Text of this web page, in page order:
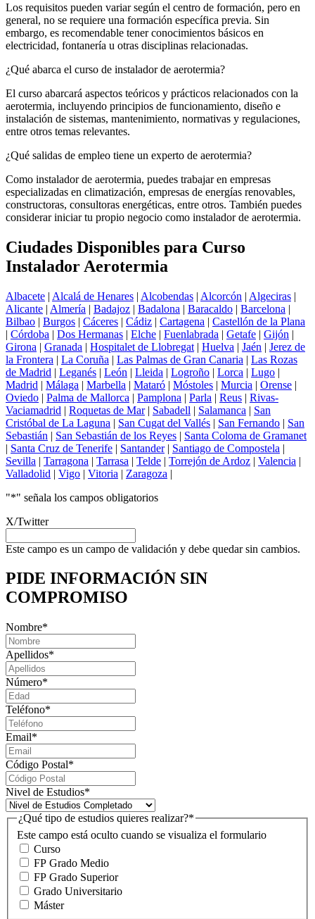
Los requisitos pueden variar según el centro de formación, pero en
general, no se requiere una formación específica previa. Sin
embargo, es recomendable tener conocimientos básicos en
electricidad, fontanería u otras disciplinas relacionadas.
¿Qué abarca el curso de instalador de aerotermia?
El curso abarcará aspectos teóricos y prácticos relacionados con la
aerotermia, incluyendo principios de funcionamiento, diseño e
instalación de sistemas, mantenimiento, normativas y regulaciones,
entre otros temas relevantes.
¿Qué salidas de empleo tiene un experto de aerotermia?
Como instalador de aerotermia, puedes trabajar en empresas
especializadas en climatización, empresas de energías renovables,
constructoras, consultoras energéticas, entre otros. También puedes
considerar iniciar tu propio negocio como instalador de aerotermia.
Ciudades Disponibles para Curso
Instalador Aerotermia
Albacete | Alcalá de Henares | Alcobendas | Alcorcón | Algeciras |
Alicante | Almería | Badajoz | Badalona | Baracaldo | Barcelona |
Bilbao | Burgos | Cáceres | Cádiz | Cartagena | Castellón de la Plana
| Córdoba | Dos Hermanas | Elche | Fuenlabrada | Getafe | Gijón |
Girona | Granada | Hospitalet de Llobregat | Huelva | Jaén | Jerez de
la Frontera | La Coruña | Las Palmas de Gran Canaria | Las Rozas
de Madrid | Leganés | León | Lleida | Logroño | Lorca | Lugo |
Madrid | Málaga | Marbella | Mataró | Móstoles | Murcia | Orense |
Oviedo | Palma de Mallorca | Pamplona | Parla | Reus | Rivas-
Vaciamadrid | Roquetas de Mar| Sabadell | Salamanca | San
Cristóbal de La Laguna | San Cugat del Vallés | San Fernando | San
Sebastián | San Sebastián de los Reyes | Santa Coloma de Gramanet
| Santa Cruz de Tenerife | Santander| Santiago de Compostela |
Sevilla | Tarragona | Tarrasa | Telde | Torrejón de Ardoz | Valencia |
Valladolid | Vigo | Vitoria | Zaragoza |
"*" señala los campos obligatorios
X/Twitter
Este campo es un campo de validación y debe quedar sin cambios.
PIDE INFORMACIÓN SIN
COMPROMISO
Nombre*
Apellidos*
Número*
Teléfono*
Email*
Código Postal*
Nivel de Estudios*
Este campo está oculto cuando se visualiza el formulario
¿Qué tipo de estudios quieres realizar?*
Curso
FP Grado Medio
FP Grado Superior
Grado Universitario
Máster